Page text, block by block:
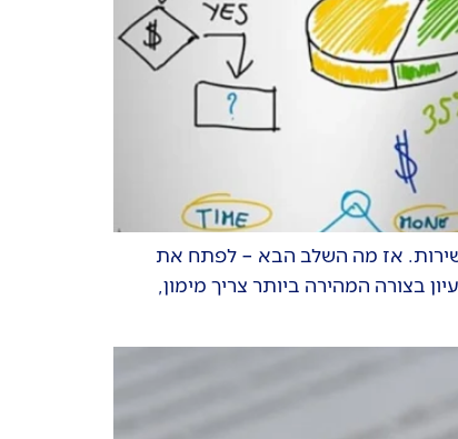
אז מה השלב הבא – לפתח את
בצורה המהירה ביותר צריך מימון,